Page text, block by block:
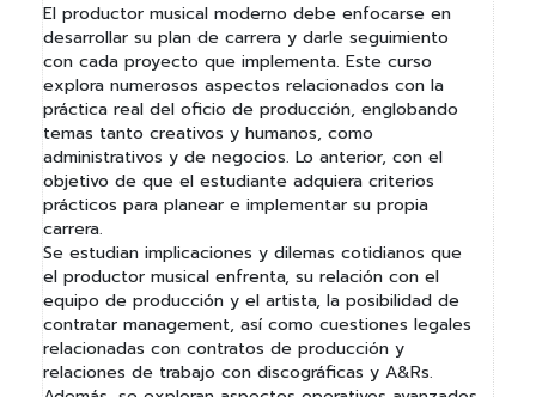
NOTIFICATIONS
El productor musical moderno debe enfocarse en
desarrollar su plan de carrera y darle seguimiento
con cada proyecto que implementa. Este curso
explora numerosos aspectos relacionados con la
práctica real del oficio de producción, englobando
temas tanto creativos y humanos, como
administrativos y de negocios. Lo anterior, con el
objetivo de que el estudiante adquiera criterios
prácticos para planear e implementar su propia
carrera.
Se estudian implicaciones y dilemas cotidianos que
el productor musical enfrenta, su relación con el
equipo de producción y el artista, la posibilidad de
contratar management, así como cuestiones legales
relacionadas con contratos de producción y
relaciones de trabajo con discográficas y A&Rs.